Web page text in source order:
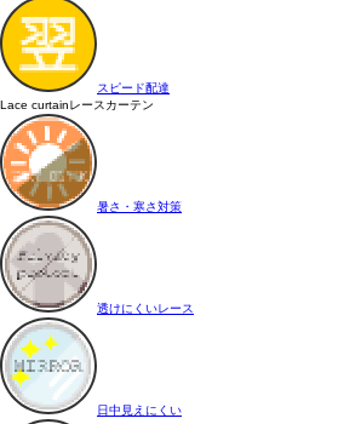
スピード配達
Lace curtainレースカーテン
暑さ・寒さ対策
透けにくいレース
日中見えにくい